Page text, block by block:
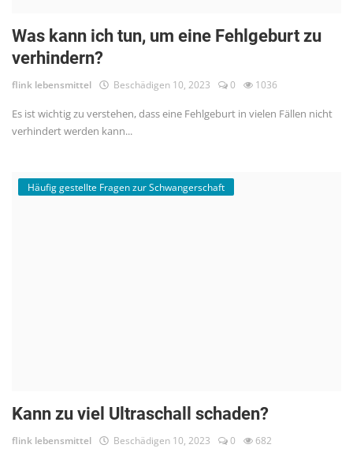
Was kann ich tun, um eine Fehlgeburt zu
verhindern?
flink lebensmittel Beschädigen 10, 2023 0 1036
Es ist wichtig zu verstehen, dass eine Fehlgeburt in vielen Fällen nicht
verhindert werden kann...
Häufig gestellte Fragen zur Schwangerschaft
Kann zu viel Ultraschall schaden?
flink lebensmittel Beschädigen 10, 2023 0 682